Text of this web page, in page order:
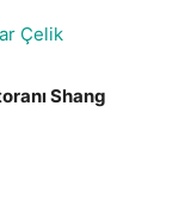
Çelik
Shang